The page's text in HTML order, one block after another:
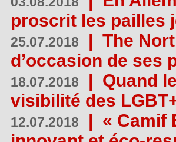
proscrit les pailles
25.07.2018 | The
d’occasion de ses
18.07.2018 | Quand
visibilité des
12.07.2018 | « Camif